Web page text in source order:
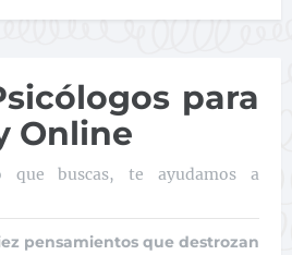
para
Online
que buscas, te ayudamos a
pensamientos que destrozan